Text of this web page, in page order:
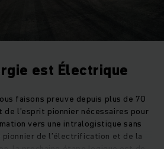
est Électrique
faisons preuve depuis plus de 70
de l’esprit pionnier nécessaires pour
vers une intralogistique sans
pionnier de l’électrification et de la